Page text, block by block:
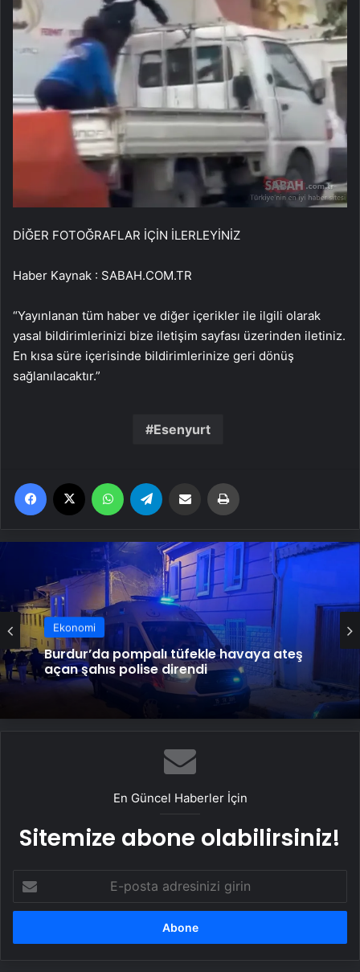
DİĞER FOTOĞRAFLAR İÇİN İLERLEYİNİZ
Haber Kaynak : SABAH.COM.TR
“Yayınlanan tüm haber ve diğer içerikler ile ilgili olarak
yasal bildirimlerinizi bize iletişim sayfası üzerinden iletiniz.
En kısa süre içerisinde bildirimlerinize geri dönüş
sağlanılacaktır.”
Esenyurt
Facebook WhatsApp Email'den paylaş
Ekonomi
Bakan Tunç şehit savcı Mehmet Selim
Kiraz’ı anma programında konuştu:
Milletin gönlünde daima yaşayacak
En Güncel Haberler İçin
Sitemize abone olabilirsiniz!
posta
adresinizi